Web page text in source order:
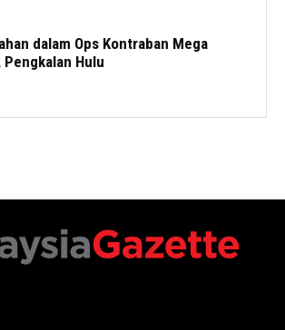
dalam Ops Kontraban Mega
Hulu